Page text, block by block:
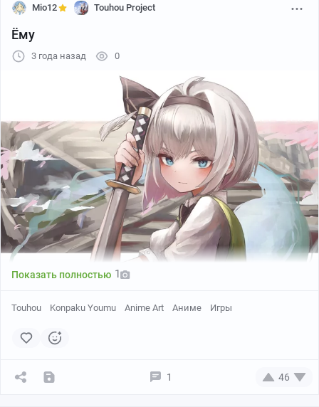
Mio12 Touhou Project
Ёму
3 года назад 0
Показать полностью 1
Touhou Konpaku Youmu Anime Art Аниме Игры
1 46